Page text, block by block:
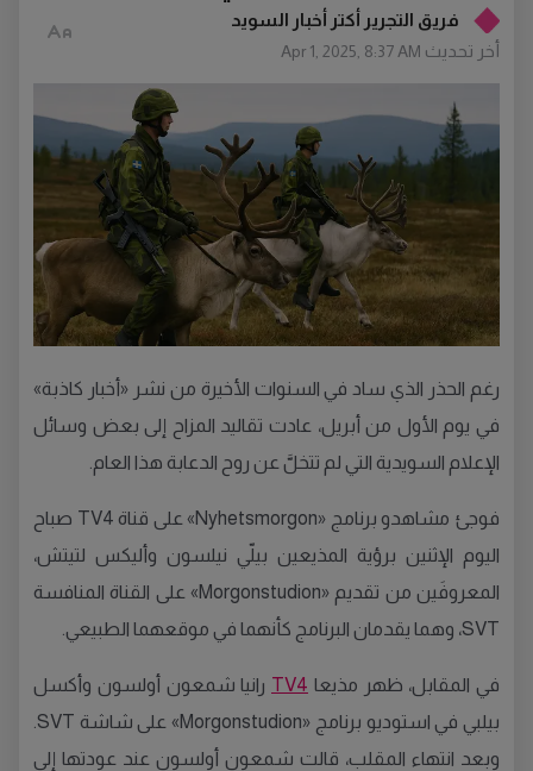
فريق التجرير أكتر أخبار السويد
أخر تحديث Apr 1, 2025, 8:37 AM
رغم الحذر الذي ساد في السنوات الأخيرة من نشر «أخبار كاذبة»
في يوم الأول من أبريل، عادت تقاليد المزاح إلى بعض وسائل
الإعلام السويدية التي لم تتخلَّ عن روح الدعابة هذا العام.
فوجئ مشاهدو برنامج «Nyhetsmorgon» على قناة TV4 صباح
اليوم الإثنين برؤية المذيعين بيلّي نيلسون وأليكس لتيتش،
المعروفَين من تقديم «Morgonstudion» على القناة المنافسة
SVT، وهما يقدمان البرنامج كأنهما في موقعهما الطبيعي.
في المقابل، ظهر مذيعا TV4 رانيا شمعون أولسون وأكسل
وبعد انتهاء المقلب، قالت شمعون أولسون عند عودتها إلى